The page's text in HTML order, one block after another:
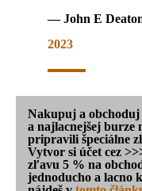
— John E
2023
Nakupuj a obchoduj
a najlacnejšej burze
pripravili špeciálne
Vytvor si účet cez
zľavu 5 % na
jednoducho a lacno